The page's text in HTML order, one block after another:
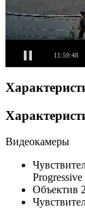
Видеокамеры
Объектив